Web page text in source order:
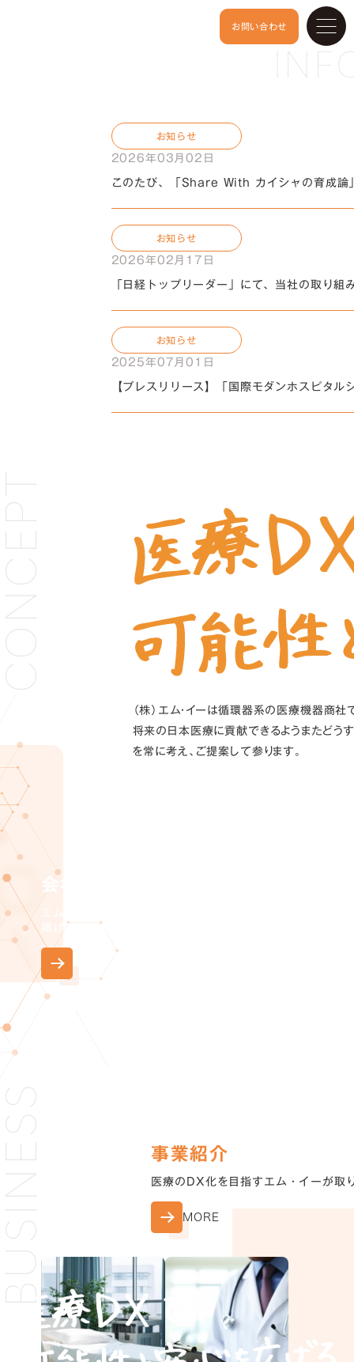
お問い合わせ
コーポレートサイト
TOP
トップ
MEGURI
研修会サイトへ
CONTACT
お問い合わせ
INFORMATION
お知らせ
Expand possibilities & peace of mind
お知らせ
2026年03月02日
このたび、「Share With カイシャの育成論
お知らせ
2026年02月17日
「日経トップリーダー」にて、当社の取り組
お知らせ
2025年07月01日
【プレスリリース】「国際モダンホスピタ
CONCEPT
（株）エム・イーは循環器系の医療機器商
将来の日本医療に貢献できるようまたどう
を常に考え、ご提案して参ります。
会社紹介
掲げる理念や代表の想いに触れながらご紹介します。
MORE
BUSINESS 事業紹介
医療のDX化を目指すエム・イーが取
MORE